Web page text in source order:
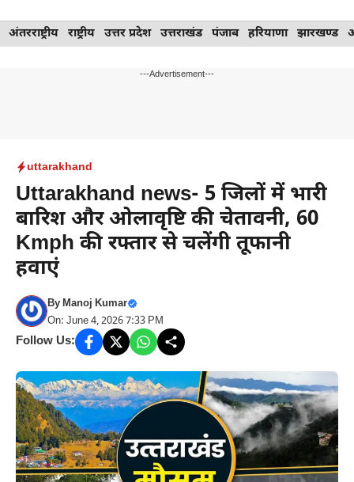
Skip
to
अंतरराष्ट्रीय राष्ट्रीय उत्तर प्रदेश उत्तराखंड पंजाब हरियाणा झारखण्ड
---Advertisement---
uttarakhand
Uttarakhand news- 5 जिलों में भारी
बारिश और ओलावृष्टि की चेतावनी, 60
Kmph की रफ्तार से चलेंगी तूफानी
हवाएं
ByManoj Kumar
On: June 4, 2026 7:33 PM
Follow Us: